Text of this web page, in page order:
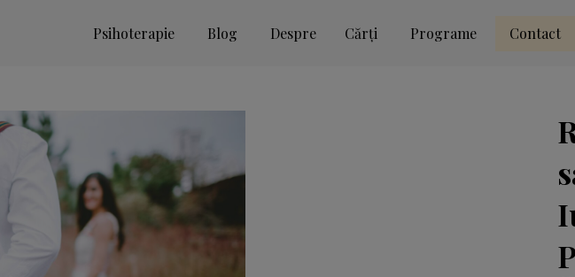
Psihoterapie Blog Despre Cărți Programe Contact